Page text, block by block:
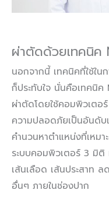
ผ่าตัดด้วยเทคนิ
นอกจากนี้ เทคนิคที่ใช้ใน
ก็ประทับใจ นั่นคือเทคนิ
ผ่าตัดโดยใช้คอมพิวเตอ
ความปลอดภัยเป็นอันดับ
คำนวนหาตำแหน่งที่เหม
ระบบคอมพิวเตอร์ 3 มิติ
เส้นเลือด เส้นประสาท
อื่นๆ ภายในช่องปาก